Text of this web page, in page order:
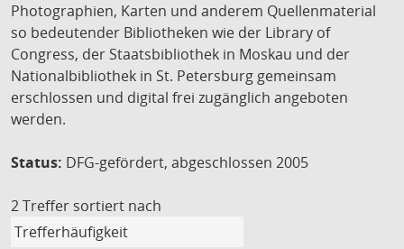
Photographien, Karten und anderem Quellenmaterial
so bedeutender Bibliotheken wie der Library of
Congress, der Staatsbibliothek in Moskau und der
Nationalbibliothek in St. Petersburg gemeinsam
erschlossen und digital frei zugänglich angeboten
werden.
Status: DFG-gefördert, abgeschlossen 2005
2 Treffer sortiert nach